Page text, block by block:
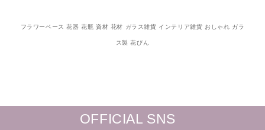
フラワーベース 花器 花瓶 資材 花材 ガラス雑貨 インテリア雑貨 おしゃれ ガラ
ス製 花びん
OFFICIAL SNS